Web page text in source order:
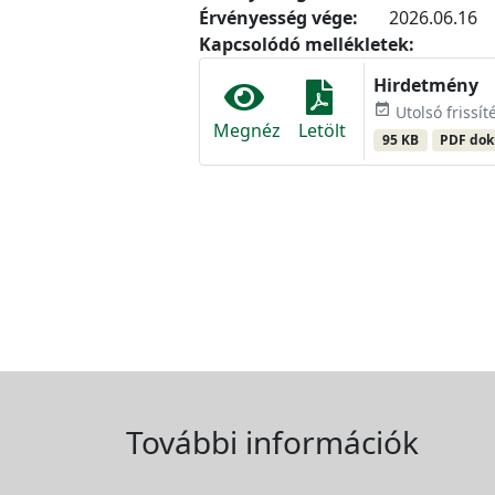
Érvényesség vége:
2026.06.16
Kapcsolódó mellékletek:
Megnéz Letölt
Hirdetmény
event_available Utolsó
95 KB PDF
További információk